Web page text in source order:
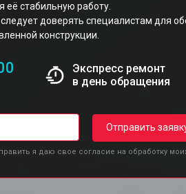
её стабильную работу.
доверять специалистам для
конструкции.
Экспресс ремонт
в день обращения
Отправить
я даю свое согласие на обработку